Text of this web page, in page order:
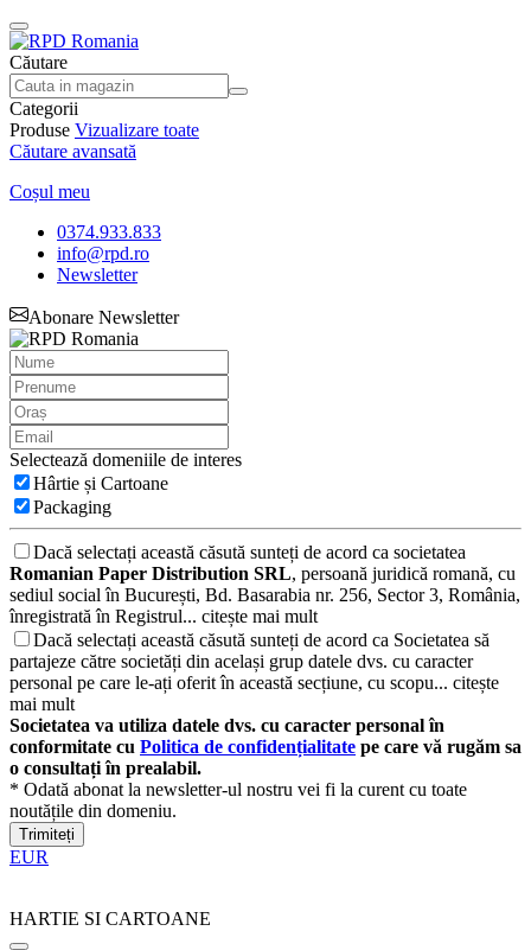
Căutare
Categorii
Produse Vizualizare toate
Căutare avansată
Coșul meu
0374.933.833
info@rpd.ro
Newsletter
Abonare Newsletter
Selectează domeniile de interes
Hârtie și Cartoane
Packaging
Dacă selectați această căsută sunteți de acord ca societatea
Romanian Paper Distribution SRL, persoană juridică romană, cu
sediul social în București, Bd. Basarabia nr. 256, Sector 3, România,
înregistrată în Registrul... citește mai mult
Dacă selectați această căsută sunteți de acord ca Societatea să
partajeze către societăți din același grup datele dvs. cu caracter
personal pe care le-ați oferit în această secțiune, cu scopu... citește
mai mult
Societatea va utiliza datele dvs. cu caracter personal în
conformitate cu Politica de confidențialitate pe care vă rugăm sa
o consultați în prealabil.
* Odată abonat la newsletter-ul nostru vei fi la curent cu toate
noutățile din domeniu.
Trimiteți
EUR
HARTIE SI CARTOANE